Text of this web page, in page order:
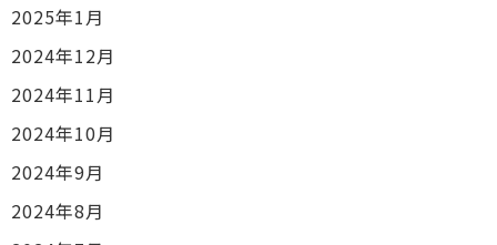
2025年1月
2024年12月
2024年11月
2024年10月
2024年9月
2024年8月